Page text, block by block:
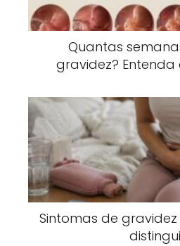
Quantas
gravidez?
Sintomas de gravidez